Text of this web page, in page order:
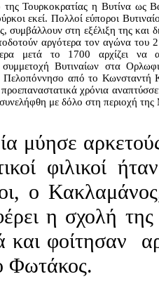
Τουρκοκρατίας η Βυτίνα ως
εκεί. Πολλοί εύποροι
συμβάλλουν στη εξέλιξη της και
αργότερα τον αγώνα του
μετά το 1700 αρχίζει να
Βυτιναίων στα
Πελοπόννησο από το Κωνσταντή
χρόνια
με δόλο στη περιοχή
μύησε
φιλικοί
ο
η σχολή
και φοίτησαν
Φωτάκος.